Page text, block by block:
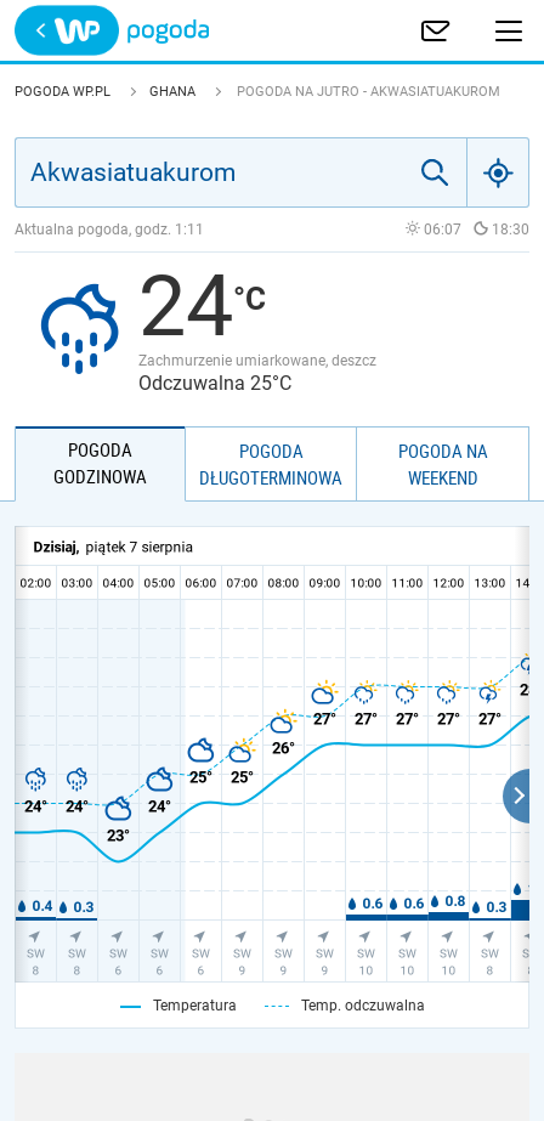
Trwa ładowanie
POLSKA
JAKOŚĆ POWIETRZA
POGODA WP.PL GHANA POGODA NA JUTRO - AKWASIATUAKUROM
Aktualna pogoda, godz. 1:11 06:07 18:30
24
Zachmurzenie umiarkowane, deszcz
Odczuwalna 25°C
POGODA
GODZINOWA
POGODA
DŁUGOTERMINOWA
POGODA NA
WEEKEND
Temperatura Temp. odczuwalna